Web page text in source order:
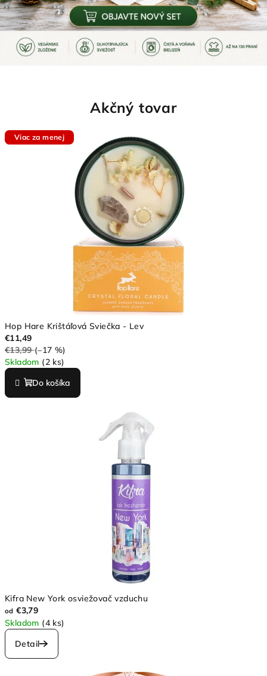
Akčný tovar
Akcia
Hop Hare Krištáľová Sviečka - Lev
€11,49
€13,99 (–17 %)
Skladom (2 ks)
Do košíka
Viac za menej
Kifra New York osviežovač vzduchu
od €3,79
Skladom (4 ks)
Detail